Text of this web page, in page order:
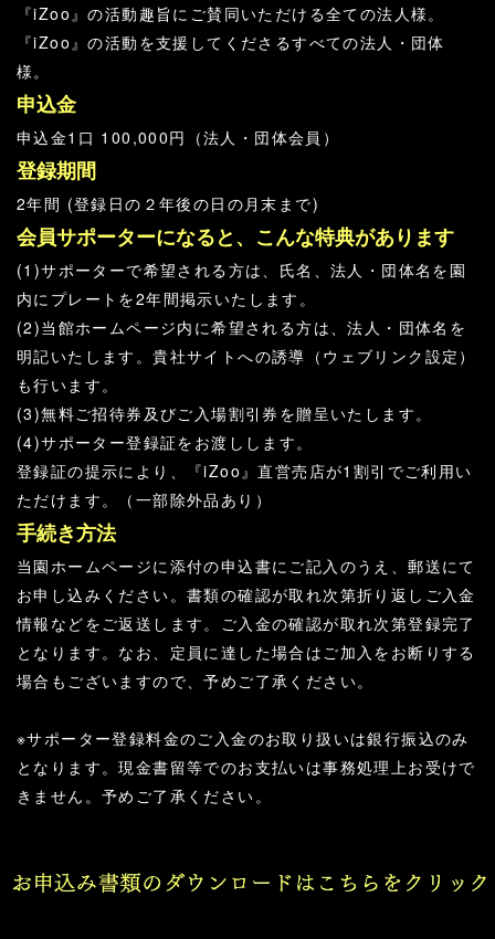
『iZoo』の活動趣旨にご賛同いただける全ての法人様。
『iZoo』の活動を支援してくださるすべての法人・団体
様。
申込金
申込金1口 100,000円（法人・団体会員）
登録期間
2年間 (登録日の２年後の日の月末まで)
会員サポーターになると、こんな特典があります
(1)サポーターで希望される方は、氏名、法人・団体名を園
内にプレートを2年間掲示いたします。
(2)当館ホームページ内に希望される方は、法人・団体名を
明記いたします。貴社サイトへの誘導（ウェブリンク設定）
も行います。
(3)無料ご招待券及びご入場割引券を贈呈いたします。
(4)サポーター登録証をお渡しします。
登録証の提示により、『iZoo』直営売店が1割引でご利用い
ただけます。（一部除外品あり）
手続き方法
当園ホームページに添付の申込書にご記入のうえ、郵送にて
お申し込みください。書類の確認が取れ次第折り返しご入金
情報などをご返送します。ご入金の確認が取れ次第登録完了
となります。なお、定員に達した場合はご加入をお断りする
場合もございますので、予めご了承ください。
※サポーター登録料金のご入金のお取り扱いは銀行振込のみ
となります。現金書留等でのお支払いは事務処理上お受けで
きません。予めご了承ください。